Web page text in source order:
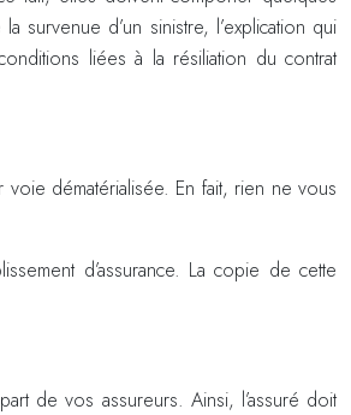
survenue d’un sinistre, l’explication qui
liées à la résiliation du contrat
dématérialisée. En fait, rien ne vous
d’assurance. La copie de cette
de vos assureurs. Ainsi, l’assuré doit